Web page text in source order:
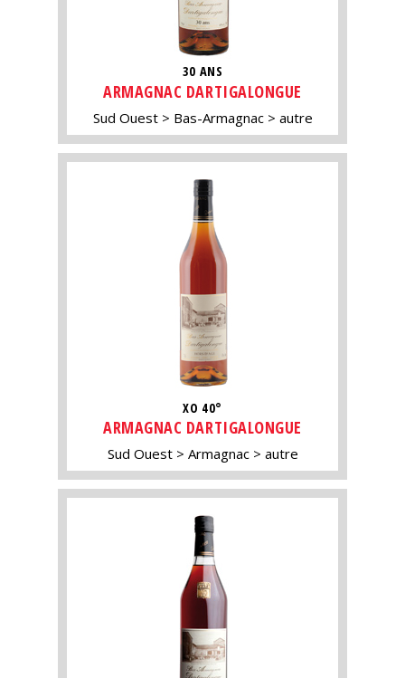
30 ANS
ARMAGNAC DARTIGALONGUE
Sud Ouest Bas-Armagnac autre
XO 40°
ARMAGNAC DARTIGALONGUE
Sud Ouest Armagnac autre